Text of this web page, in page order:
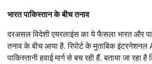
भारत पाकिस्तान के बीच तनाव
दरअसल विदेशी एयरलाइंस का ये फैसला भारत और
तनाव के बीच आया है. रिपोर्ट के मुताबिक
पाकिस्तानी हवाई मार्ग से बच रही हैं. बताया जा रहा